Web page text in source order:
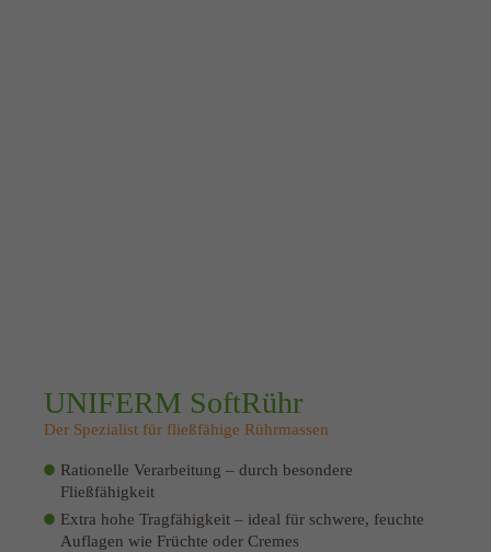
UNIFERM SoftRühr
Der Spezialist für fließfähige Rührmassen
Rationelle Verarbeitung – durch besondere
Fließfähigkeit
Extra hohe Tragfähigkeit – ideal für schwere, feuchte
Auflagen wie Früchte oder Cremes